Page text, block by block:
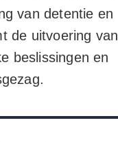
van detentie en
de uitvoering van
beslissingen en